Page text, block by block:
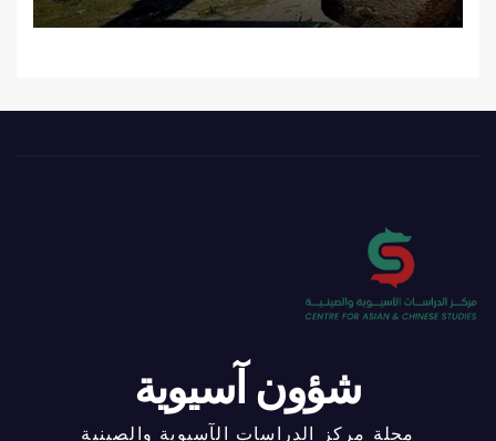
شؤون آسيوية
مجلة مركز الدراسات الآسيوية والصينية